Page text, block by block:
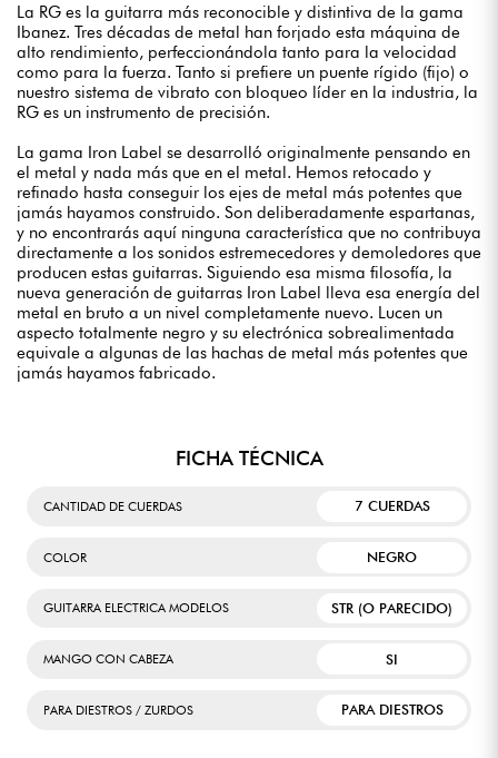
La RG es la guitarra más reconocible y distintiva de la gama
Ibanez. Tres décadas de metal han forjado esta máquina de
alto rendimiento, perfeccionándola tanto para la velocidad
como para la fuerza. Tanto si prefiere un puente rígido (fijo) o
nuestro sistema de vibrato con bloqueo líder en la industria, la
RG es un instrumento de precisión.
La gama Iron Label se desarrolló originalmente pensando en
el metal y nada más que en el metal. Hemos retocado y
refinado hasta conseguir los ejes de metal más potentes que
jamás hayamos construido. Son deliberadamente espartanas,
y no encontrarás aquí ninguna característica que no contribuya
directamente a los sonidos estremecedores y demoledores que
producen estas guitarras. Siguiendo esa misma filosofía, la
nueva generación de guitarras Iron Label lleva esa energía del
metal en bruto a un nivel completamente nuevo. Lucen un
aspecto totalmente negro y su electrónica sobrealimentada
equivale a algunas de las hachas de metal más potentes que
jamás hayamos fabricado.
FICHA TÉCNICA
CANTIDAD DE CUERDAS 7 CUERDAS
COLOR NEGRO
GUITARRA ELECTRICA MODELOS STR (O PARECIDO)
MANGO CON CABEZA SI
PARA DIESTROS / ZURDOS PARA DIESTROS